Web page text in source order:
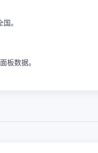
。
板数据。